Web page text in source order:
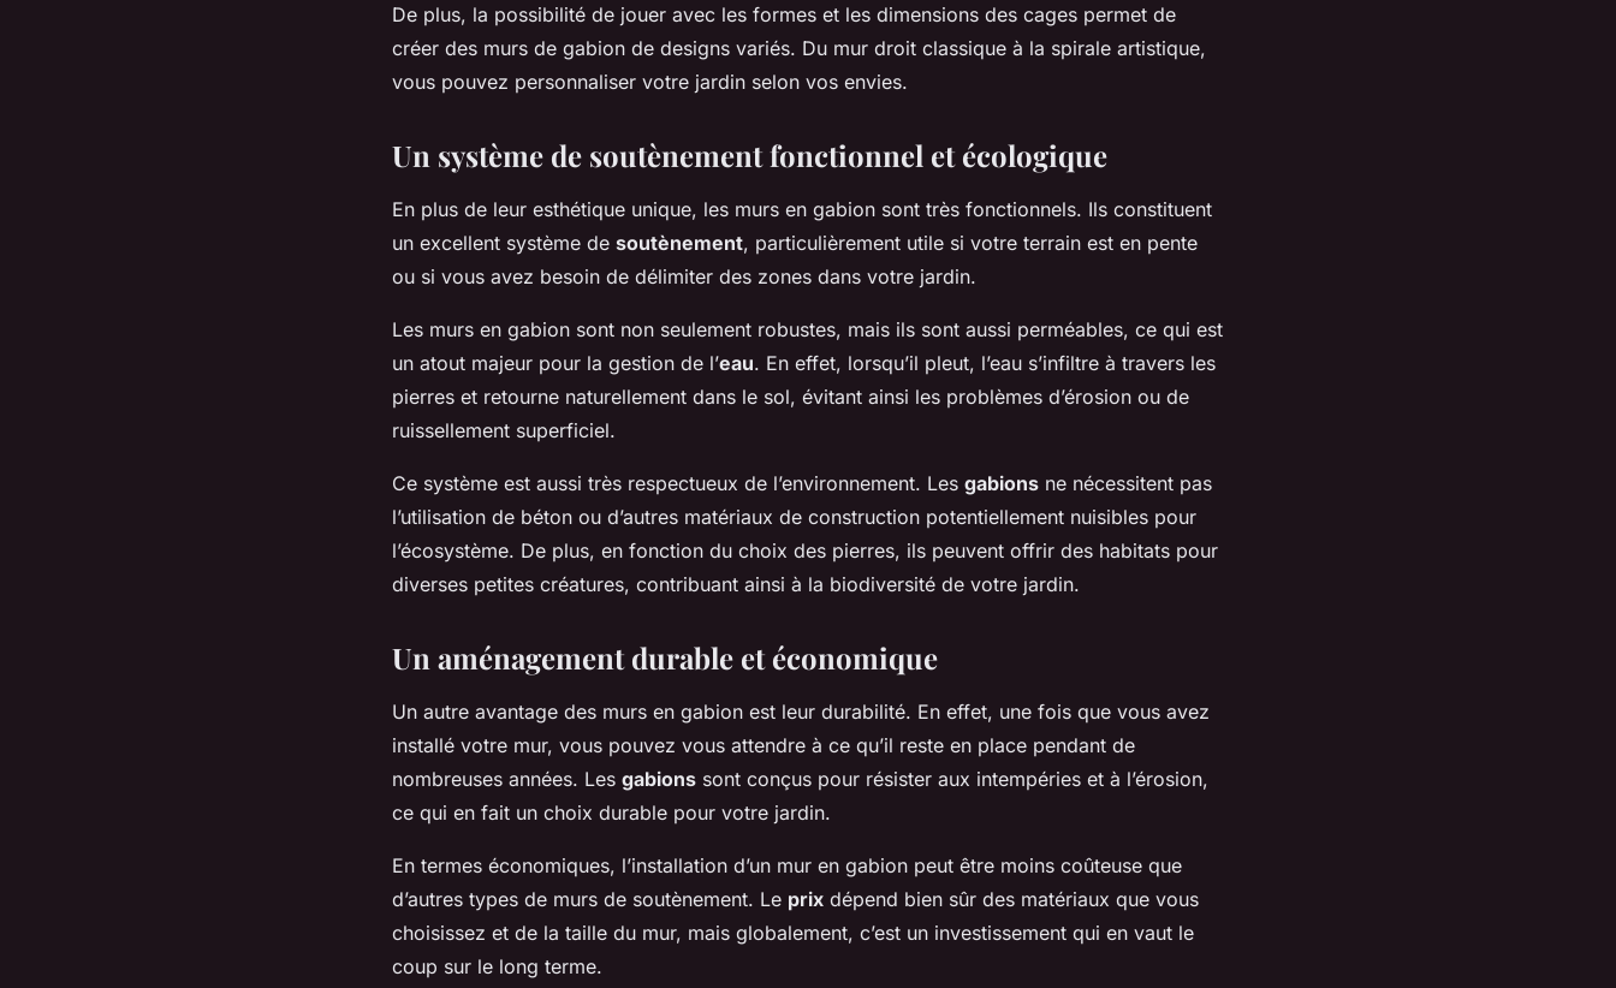
De plus, la possibilité de jouer avec les formes et les dimensions des cages permet de
créer des murs de gabion de designs variés. Du mur droit classique à la spirale artistique,
vous pouvez personnaliser votre jardin selon vos envies.
Un système de soutènement fonctionnel et écologique
En plus de leur esthétique unique, les murs en gabion sont très fonctionnels. Ils constituent
un excellent système de soutènement, particulièrement utile si votre terrain est en pente
ou si vous avez besoin de délimiter des zones dans votre jardin.
Les murs en gabion sont non seulement robustes, mais ils sont aussi perméables, ce qui est
un atout majeur pour la gestion de l’eau. En effet, lorsqu’il pleut, l’eau s’infiltre à travers les
pierres et retourne naturellement dans le sol, évitant ainsi les problèmes d’érosion ou de
ruissellement superficiel.
Ce système est aussi très respectueux de l’environnement. Les gabions ne nécessitent pas
l’utilisation de béton ou d’autres matériaux de construction potentiellement nuisibles pour
l’écosystème. De plus, en fonction du choix des pierres, ils peuvent offrir des habitats pour
diverses petites créatures, contribuant ainsi à la biodiversité de votre jardin.
Un aménagement durable et économique
Un autre avantage des murs en gabion est leur durabilité. En effet, une fois que vous avez
installé votre mur, vous pouvez vous attendre à ce qu’il reste en place pendant de
nombreuses années. Les gabions sont conçus pour résister aux intempéries et à l’érosion,
ce qui en fait un choix durable pour votre jardin.
En termes économiques, l’installation d’un mur en gabion peut être moins coûteuse que
d’autres types de murs de soutènement. Le prix dépend bien sûr des matériaux que vous
choisissez et de la taille du mur, mais globalement, c’est un investissement qui en vaut le
coup sur le long terme.